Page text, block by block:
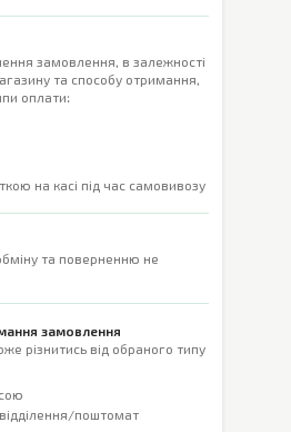
замовлення, в залежності
та способу отримання,
оплати:
на касі під час самовивозу
та поверненню не
замовлення
різнитись від обраного типу
поштомат